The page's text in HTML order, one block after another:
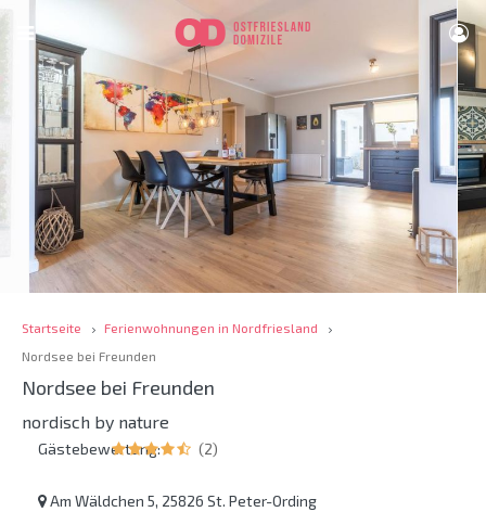
Startseite
Ferienwohnungen in Nordfriesland
Nordsee bei Freunden
Nordsee bei Freunden
nordisch by nature
Gästebewertung: (2)
Am Wäldchen 5, 25826 St. Peter-Ording